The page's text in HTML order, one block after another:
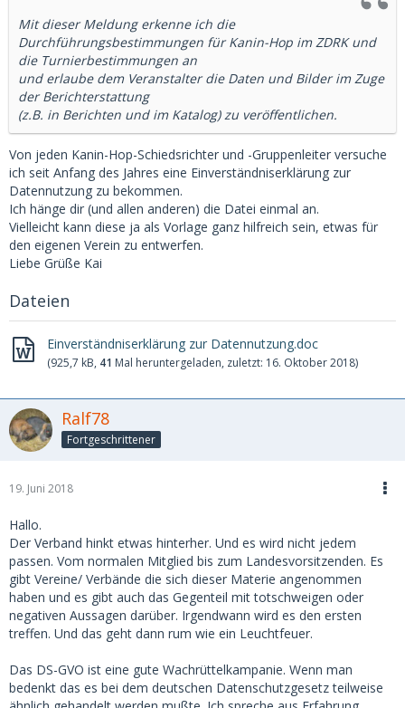
Mit dieser Meldung erkenne ich die
Durchführungsbestimmungen für Kanin-Hop im ZDRK und
die Turnierbestimmungen an
und erlaube dem Veranstalter die Daten und Bilder im Zuge
der Berichterstattung
(z.B. in Berichten und im Katalog) zu veröffentlichen.
Von jeden Kanin-Hop-Schiedsrichter und -Gruppenleiter versuche
ich seit Anfang des Jahres eine Einverständniserklärung zur
Datennutzung zu bekommen.
Ich hänge dir (und allen anderen) die Datei einmal an.
Vielleicht kann diese ja als Vorlage ganz hilfreich sein, etwas für
den eigenen Verein zu entwerfen.
Liebe Grüße Kai
Dateien
Einverständniserklärung zur Datennutzung.doc
(925,7 kB, 41 Mal heruntergeladen, zuletzt: 16. Oktober 2018)
Ralf78
Fortgeschrittener
19. Juni 2018
Hallo.
Der Verband hinkt etwas hinterher. Und es wird nicht jedem
passen. Vom normalen Mitglied bis zum Landesvorsitzenden. Es
gibt Vereine/ Verbände die sich dieser Materie angenommen
haben und es gibt auch das Gegenteil mit totschweigen oder
negativen Aussagen darüber. Irgendwann wird es den ersten
treffen. Und das geht dann rum wie ein Leuchtfeuer.
Das DS-GVO ist eine gute Wachrüttelkampanie. Wenn man
bedenkt das es bei dem deutschen Datenschutzgesetz teilweise